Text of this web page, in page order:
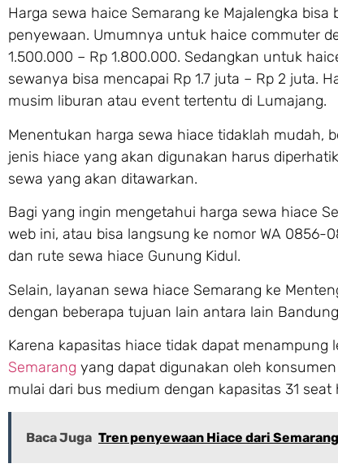
Harga sewa haice Semarang ke Majalengka
penyewaan. Umumnya untuk haice commuter
1.500.000 – Rp 1.800.000. Sedangkan untuk
sewanya bisa mencapai Rp 1.7 juta – Rp 2 juta.
musim liburan atau event tertentu di Lumajang.
Menentukan harga sewa hiace tidaklah mudah,
jenis hiace yang akan digunakan harus
sewa yang akan ditawarkan.
Bagi yang ingin mengetahui harga sewa hiace
web ini, atau bisa langsung ke nomor WA
dan rute sewa hiace Gunung Kidul.
Selain, layanan sewa hiace Semarang ke
dengan beberapa tujuan lain antara lain
Karena kapasitas hiace tidak dapat
Semarang yang dapat digunakan oleh
mulai dari bus medium dengan kapasitas 31
Baca Juga Tren penyewaan Hiace dari